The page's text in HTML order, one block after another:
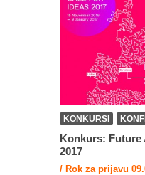
KONKURSI
Konkurs:
2017
/ Rok za prijavu